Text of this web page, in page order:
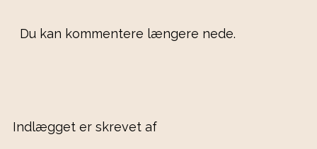
Du kan kommentere længere nede.
Indlægget er skrevet af